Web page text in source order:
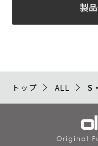
製
トップ ALL S
Original